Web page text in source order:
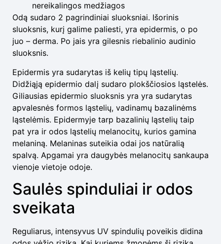
nereikalingos medžiagos
Odą sudaro 2 pagrindiniai sluoksniai. Išorinis
sluoksnis, kurį galime paliesti, yra epidermis, o po
juo – derma. Po jais yra gilesnis riebalinio audinio
sluoksnis.
Epidermis yra sudarytas iš kelių tipų ląstelių.
Didžiąją epidermio dalį sudaro plokščiosios ląstelės.
Giliausias epidermio sluoksnis yra yra sudarytas
apvalesnės formos ląstelių, vadinamų bazalinėms
ląstelėmis. Epidermyje tarp bazalinių ląstelių taip
pat yra ir odos ląstelių melanocitų, kurios gamina
melaniną. Melaninas suteikia odai jos natūralią
spalvą. Apgamai yra daugybės melanocitų sankaupa
vienoje vietoje odoje.
Saulės spinduliai ir odos
sveikata
Reguliarus, intensyvus UV spindulių poveikis didina